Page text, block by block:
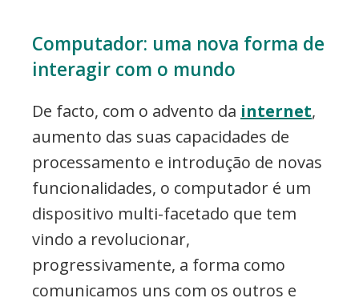
Computador: uma nova forma de
interagir com o mundo
De facto, com o advento da internet,
aumento das suas capacidades de
processamento e introdução de novas
funcionalidades, o computador é um
dispositivo multi-facetado que tem
vindo a revolucionar,
progressivamente, a forma como
comunicamos uns com os outros e